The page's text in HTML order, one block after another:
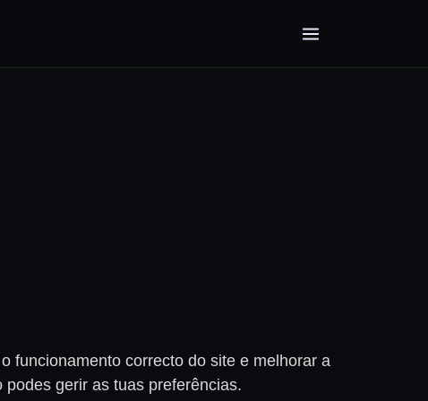
funcionamento correcto do site e melhorar a
gerir as tuas preferências.